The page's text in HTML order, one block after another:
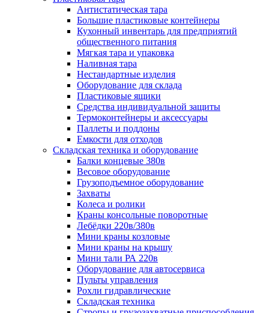
Антистатическая тара
Большие пластиковые контейнеры
Кухонный инвентарь для предприятий
общественного питания
Мягкая тара и упаковка
Наливная тара
Нестандартные изделия
Оборудование для склада
Пластиковые ящики
Средства индивидуальной защиты
Термоконтейнеры и аксессуары
Паллеты и поддоны
Емкости для отходов
Складская техника и оборудование
Балки концевые 380в
Весовое оборудование
Грузоподъемное оборудование
Захваты
Колеса и ролики
Краны консольные поворотные
Лебёдки 220в/380в
Мини краны козловые
Мини краны на крышу
Мини тали РА 220в
Оборудование для автосервиса
Пульты управления
Рохли гидравлические
Складская техника